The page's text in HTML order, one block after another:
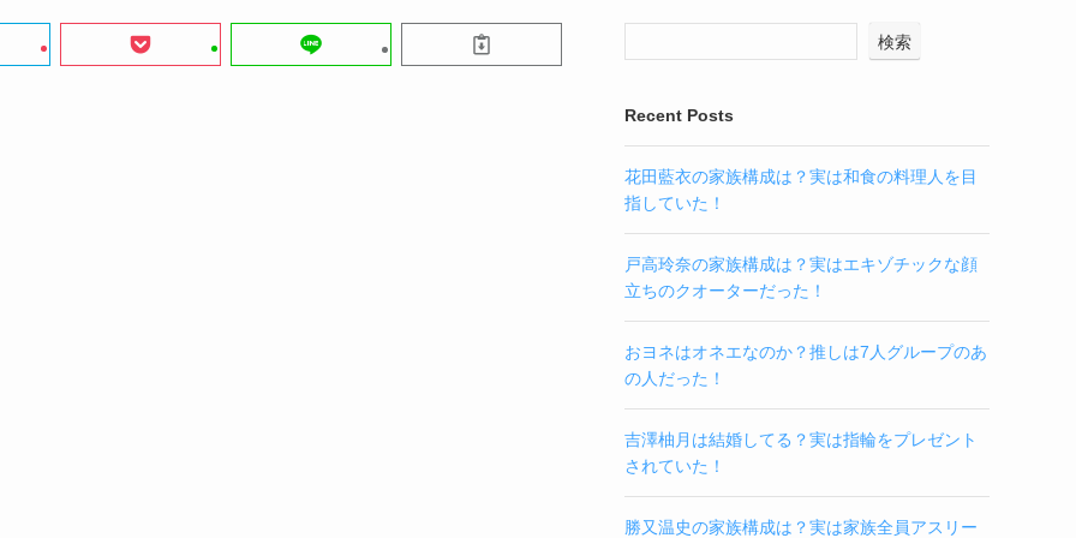
検索
Recent Posts
花田藍衣の家族構成は？実は和食の料理人を目
指していた！
戸高玲奈の家族構成は？実はエキゾチックな顔
立ちのクオーターだった！
おヨネはオネエなのか？推しは7人グループのあ
の人だった！
吉澤柚月は結婚してる？実は指輪をプレゼント
されていた！
勝又温史の家族構成は？実は家族全員アスリー